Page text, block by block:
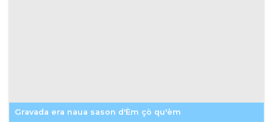
Gravada era naua sason d'Èm çò qu'èm